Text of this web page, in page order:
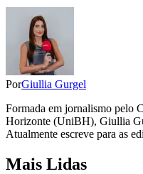
PorGiullia Gurgel
Formada em jornalismo pelo
Horizonte (UniBH), Giullia
Atualmente escreve para as
Mais Lidas